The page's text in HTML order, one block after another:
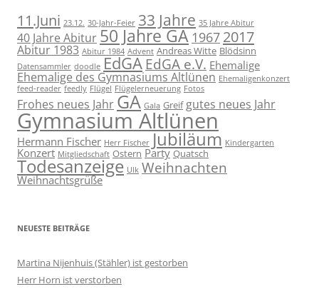
11.Juni 23.12. 30-Jahr-Feier 33 Jahre 35 Jahre Abitur
40 Jahre Abitur 50 Jahre GA 1967 2017
Abitur 1983 Abitur 1984 Advent Andreas Witte Blödsinn
Datensammler doodle EdGA EdGA e.V. Ehemalige
Ehemalige des Gymnasiums Altlünen Ehemaligenkonzert
feed-reader feedly Flügel Flügelerneuerung Fotos
Frohes neues JahrGA Gala Greif gutes neues Jahr
Gymnasium Altlünen
Hermann Fischer Herr Fischer Jubiläum Kindergarten
Konzert Mitgliedschaft Ostern Party Quatsch
Todesanzeige Ulk Weihnachten
Weihnachtsgrüße
NEUESTE BEITRÄGE
Martina Nijenhuis (Stähler) ist gestorben
Herr Horn ist verstorben